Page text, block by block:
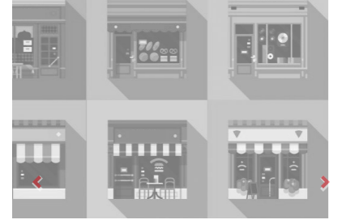
Keinu euskal jantziak
Andoain - Arropa-dendak
Previous